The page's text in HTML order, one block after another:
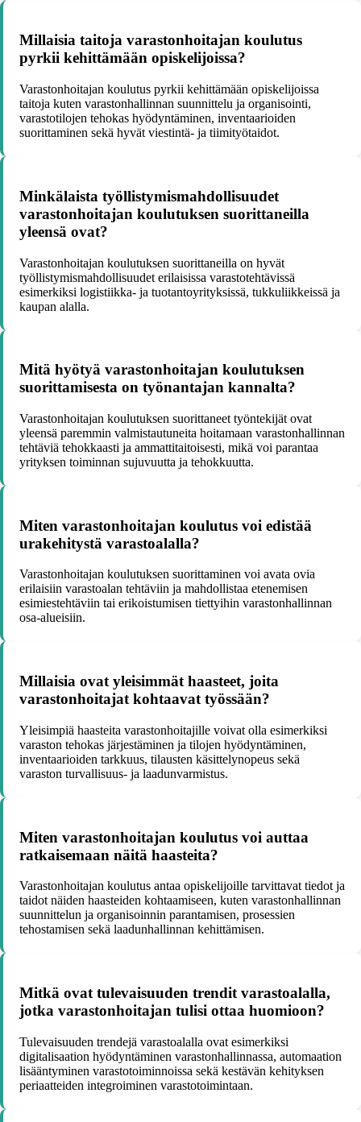
Millaisia taitoja varastonhoitajan koulutus
pyrkii kehittämään opiskelijoissa?
Varastonhoitajan koulutus pyrkii kehittämään opiskelijoissa
taitoja kuten varastonhallinnan suunnittelu ja organisointi,
varastotilojen tehokas hyödyntäminen, inventaarioiden
suorittaminen sekä hyvät viestintä- ja tiimityötaidot.
Minkälaista työllistymismahdollisuudet
varastonhoitajan koulutuksen suorittaneilla
yleensä ovat?
Varastonhoitajan koulutuksen suorittaneilla on hyvät
työllistymismahdollisuudet erilaisissa varastotehtävissä
esimerkiksi logistiikka- ja tuotantoyrityksissä, tukkuliikkeissä ja
kaupan alalla.
Mitä hyötyä varastonhoitajan koulutuksen
suorittamisesta on työnantajan kannalta?
Varastonhoitajan koulutuksen suorittaneet työntekijät ovat
yleensä paremmin valmistautuneita hoitamaan varastonhallinnan
tehtäviä tehokkaasti ja ammattitaitoisesti, mikä voi parantaa
yrityksen toiminnan sujuvuutta ja tehokkuutta.
Miten varastonhoitajan koulutus voi edistää
urakehitystä varastoalalla?
Varastonhoitajan koulutuksen suorittaminen voi avata ovia
erilaisiin varastoalan tehtäviin ja mahdollistaa etenemisen
esimiestehtäviin tai erikoistumisen tiettyihin varastonhallinnan
osa-alueisiin.
Millaisia ovat yleisimmät haasteet, joita
varastonhoitajat kohtaavat työssään?
Yleisimpiä haasteita varastonhoitajille voivat olla esimerkiksi
varaston tehokas järjestäminen ja tilojen hyödyntäminen,
inventaarioiden tarkkuus, tilausten käsittelynopeus sekä
varaston turvallisuus- ja laadunvarmistus.
Miten varastonhoitajan koulutus voi auttaa
ratkaisemaan näitä haasteita?
Varastonhoitajan koulutus antaa opiskelijoille tarvittavat tiedot ja
taidot näiden haasteiden kohtaamiseen, kuten varastonhallinnan
suunnittelun ja organisoinnin parantamisen, prosessien
tehostamisen sekä laadunhallinnan kehittämisen.
Mitkä ovat tulevaisuuden trendit varastoalalla,
jotka varastonhoitajan tulisi ottaa huomioon?
Tulevaisuuden trendejä varastoalalla ovat esimerkiksi
digitalisaation hyödyntäminen varastonhallinnassa, automaation
lisääntyminen varastotoiminnoissa sekä kestävän kehityksen
periaatteiden integroiminen varastotoimintaan.